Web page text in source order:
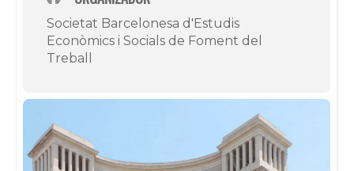
Societat Barcelonesa d'Estudis
Econòmics i Socials de Foment del
Treball